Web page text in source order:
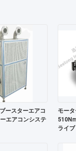
ースターエアコ
エアコンシステ
モー
ライ